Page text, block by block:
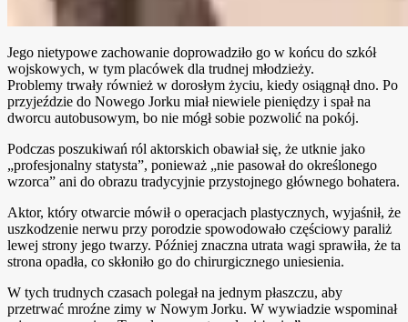
Jego nietypowe zachowanie doprowadziło go w końcu do szkół
wojskowych, w tym placówek dla trudnej młodzieży.
Problemy trwały również w dorosłym życiu, kiedy osiągnął dno. Po
przyjeździe do Nowego Jorku miał niewiele pieniędzy i spał na
dworcu autobusowym, bo nie mógł sobie pozwolić na pokój.
Podczas poszukiwań ról aktorskich obawiał się, że utknie jako
„profesjonalny statysta”, ponieważ „nie pasował do określonego
wzorca” ani do obrazu tradycyjnie przystojnego głównego bohatera.
Aktor, który otwarcie mówił o operacjach plastycznych, wyjaśnił, że
uszkodzenie nerwu przy porodzie spowodowało częściowy paraliż
lewej strony jego twarzy. Później znaczna utrata wagi sprawiła, że ta
strona opadła, co skłoniło go do chirurgicznego uniesienia.
W tych trudnych czasach polegał na jednym płaszczu, aby
przetrwać mroźne zimy w Nowym Jorku. W wywiadzie wspominał